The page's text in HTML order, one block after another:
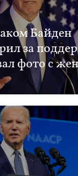
Байден
за
фото с